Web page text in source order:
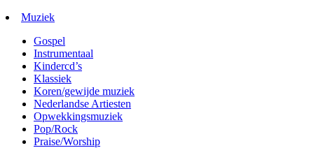
Muziek
Gospel
Instrumentaal
Kindercd’s
Klassiek
Koren/gewijde muziek
Nederlandse Artiesten
Opwekkingsmuziek
Pop/Rock
Praise/Worship